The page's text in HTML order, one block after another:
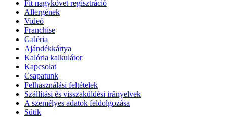
Fit nagykövet regisztráció
Allergének
Videó
Franchise
Galéria
Ajándékkártya
Kalória kalkulátor
Kapcsolat
Csapatunk
Felhasználási feltételek
Szállítási és visszaküldési irányelvek
A személyes adatok feldolgozása
Sütik